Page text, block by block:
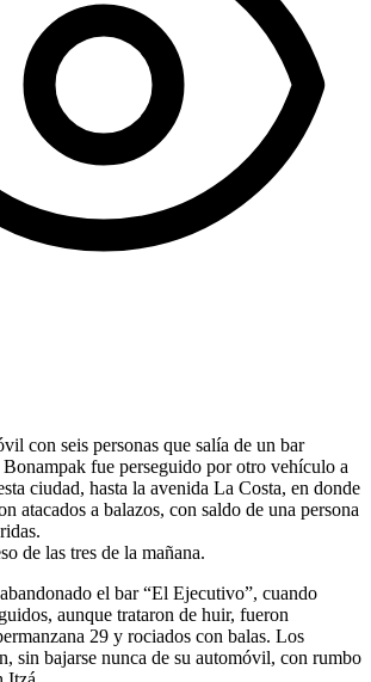
con seis personas que salía de un bar
fue perseguido por otro vehículo a
ciudad, hasta la avenida La Costa, en donde
atacados a balazos, con saldo de una persona
de las tres de la mañana.
el bar “El Ejecutivo”, cuando
aunque trataron de huir, fueron
29 y rociados con balas. Los
sin bajarse nunca de su automóvil, con rumbo